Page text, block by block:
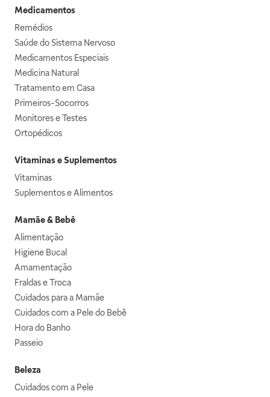
Medicamentos
Remédios
Saúde do Sistema Nervoso
Medicamentos Especiais
Medicina Natural
Tratamento em Casa
Primeiros-Socorros
Monitores e Testes
Ortopédicos
Vitaminas e Suplementos
Vitaminas
Suplementos e Alimentos
Mamãe & Bebê
Alimentação
Higiene Bucal
Amamentação
Fraldas e Troca
Cuidados para a Mamãe
Cuidados com a Pele do Bebê
Hora do Banho
Passeio
Beleza
Cuidados com a Pele